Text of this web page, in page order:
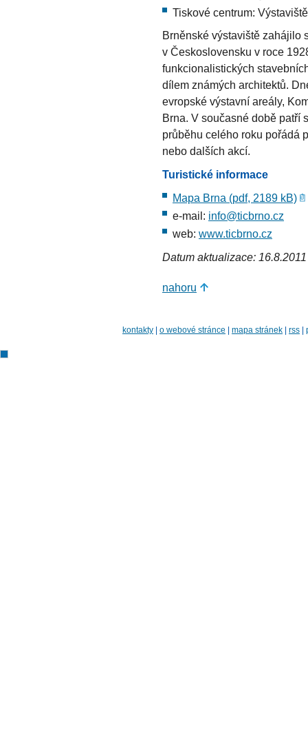
Tiskové centrum:
Brněnské výstaviště zahájilo
v Československu v roce
funkcionalistických
dílem známých architektů.
evropské výstavní areály,
Brna. V současné době patří
průběhu celého roku pořádá
nebo dalších akcí.
Turistické informace
Mapa Brna (pdf, 2189 kB)
e-mail: info@ticbrno.cz
web: www.ticbrno.cz
Datum aktualizace:
nahoru
kontakty o webové stránce mapa stránek rss